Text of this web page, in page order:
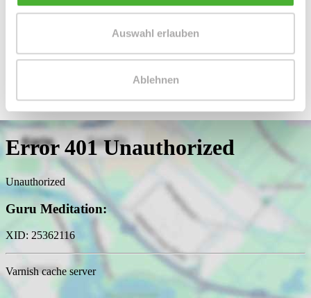
Auswahl erlauben
Ablehnen
Telefax: 004934298549075
Mobil: 004915254250755
info@le-apis-immobilien.de